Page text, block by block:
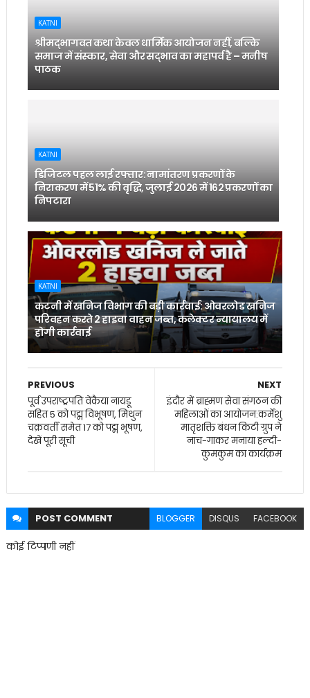
KATNI
श्रीमद्भागवत कथा केवल धार्मिक आयोजन नहीं, बल्कि
समाज में संस्कार, सेवा और सद्भाव का महापर्व है – मनीष
पाठक
KATNI
डिजिटल पहल लाई रफ्तार: नामांतरण प्रकरणों के
निराकरण में 51% की वृद्धि, जुलाई 2026 में 162 प्रकरणों का
निपटारा
KATNI
कटनी में खनिज विभाग की बड़ी कार्रवाई: ओवरलोड खनिज
परिवहन करते 2 हाइवा वाहन जब्त, कलेक्टर न्यायालय में
होगी कार्रवाई
NEXT
इंदौर में ब्राह्मण सेवा संगठन की
महिलाओं का आयोजन:कर्मेशु
मातृशक्ति बंधन किटी ग्रुप ने
नाच-गाकर मनाया हल्दी-
कुमकुम का कार्यक्रम
PREVIOUS
पूर्व उपराष्ट्रपति वेंकैया नायडू
सहित 5 को पद्म विभूषण, मिथुन
चक्रवर्ती समेत 17 को पद्म भूषण,
देखें पूरी सूची
POST COMMENT BLOGGER DISQUS FACEBOOK
कोई टिप्पणी नहीं